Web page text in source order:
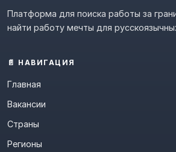
Платформа для поиска работы за
найти работу мечты для
📄 НАВИГАЦИЯ
Главная
Вакансии
Страны
Регионы